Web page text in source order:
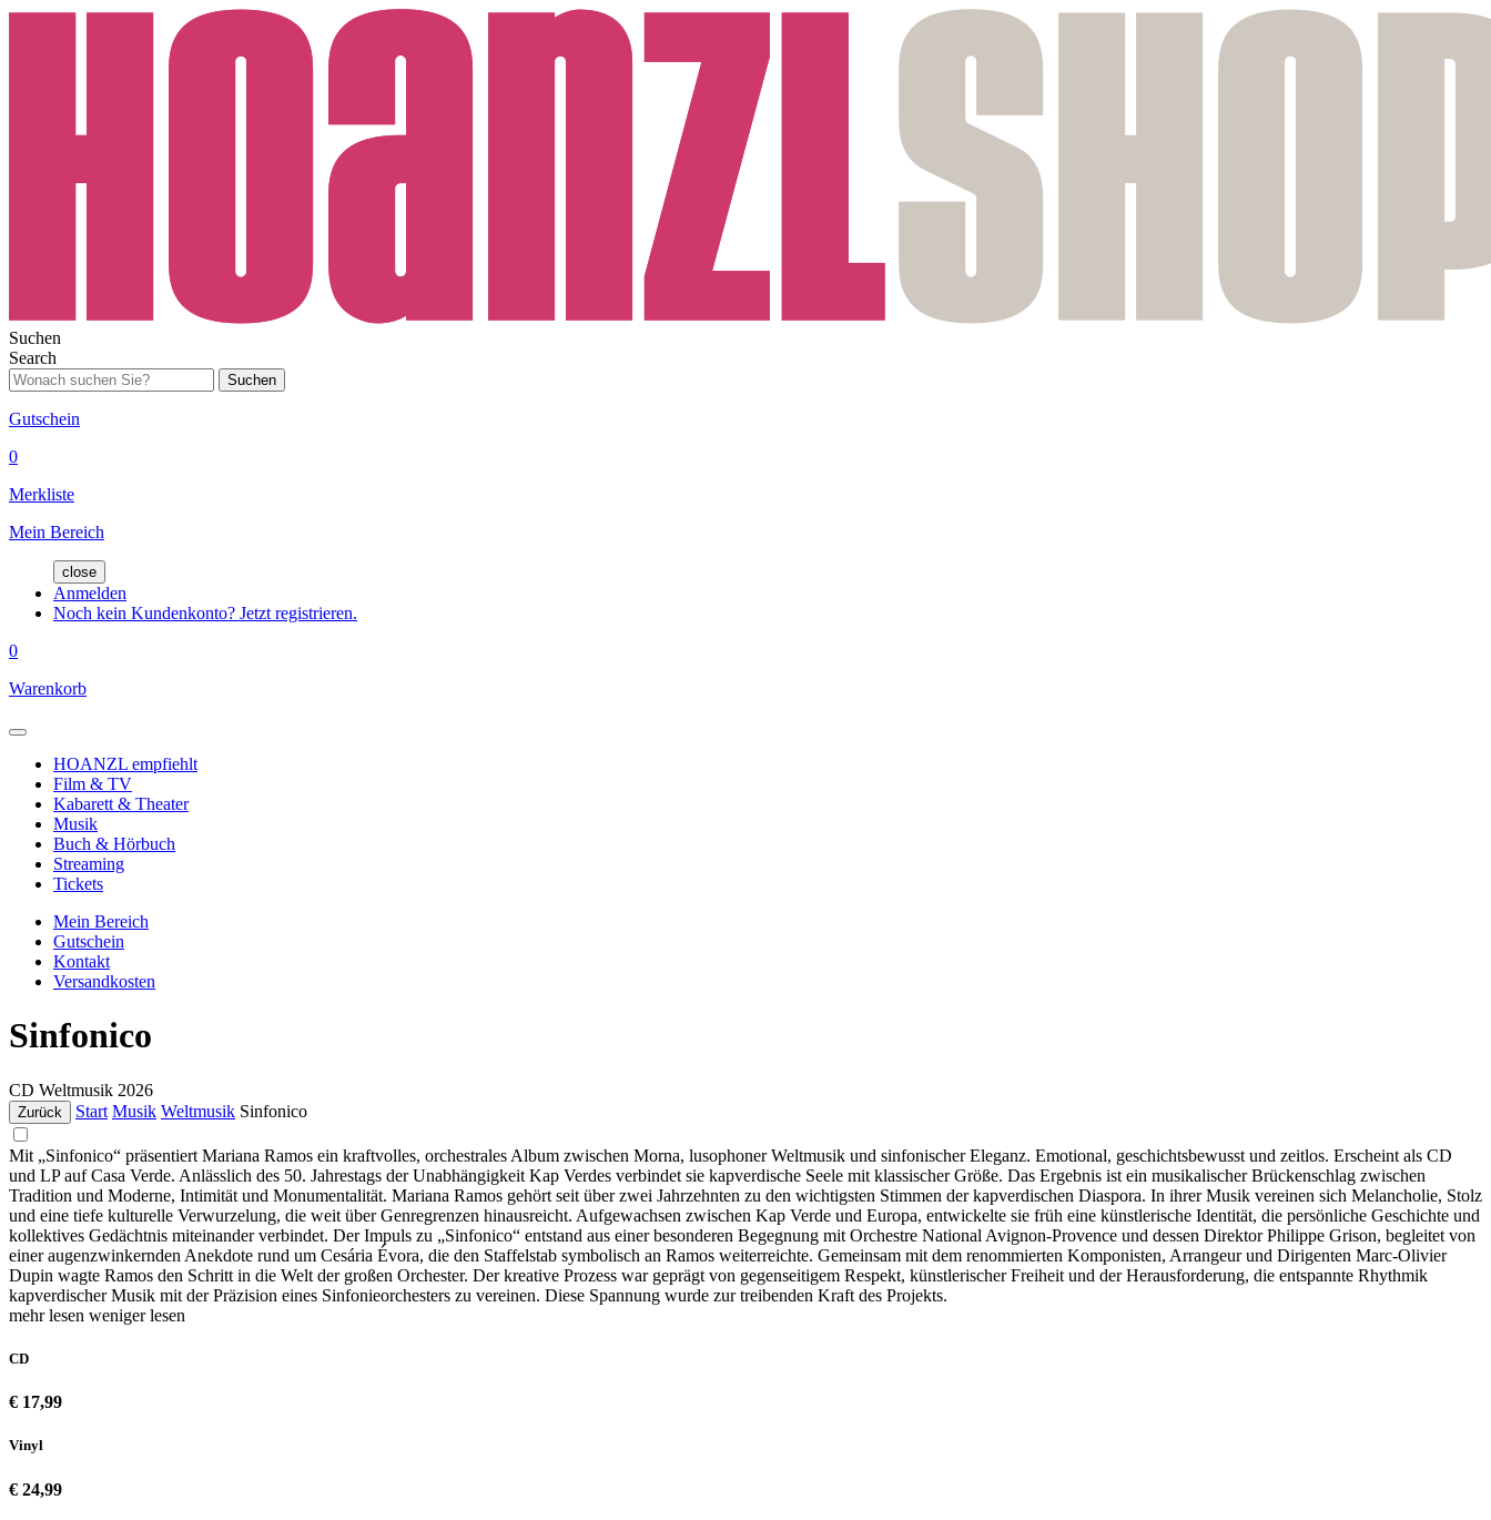
Suchen
Search
Suchen
Gutschein
0
Merkliste
Mein Bereich
close
Anmelden
Noch kein Kundenkonto? Jetzt registrieren.
0
Warenkorb
HOANZL empfiehlt
Film & TV
Kabarett & Theater
Musik
Buch & Hörbuch
Streaming
Tickets
Mein Bereich
Gutschein
Kontakt
Versandkosten
Sinfonico
CD Weltmusik 2026
Zurück Start Musik Weltmusik Sinfonico
Mit „Sinfonico“ präsentiert Mariana Ramos ein kraftvolles, orchestrales Album zwischen Morna, lusophoner Weltmusik und sinfonischer Eleganz. Emotional, geschichtsbewusst und zeitlos. Erscheint als CD
und LP auf Casa Verde. Anlässlich des 50. Jahrestags der Unabhängigkeit Kap Verdes verbindet sie kapverdische Seele mit klassischer Größe. Das Ergebnis ist ein musikalischer Brückenschlag zwischen
Tradition und Moderne, Intimität und Monumentalität. Mariana Ramos gehört seit über zwei Jahrzehnten zu den wichtigsten Stimmen der kapverdischen Diaspora. In ihrer Musik vereinen sich Melancholie, Stolz
und eine tiefe kulturelle Verwurzelung, die weit über Genregrenzen hinausreicht. Aufgewachsen zwischen Kap Verde und Europa, entwickelte sie früh eine künstlerische Identität, die persönliche Geschichte und
kollektives Gedächtnis miteinander verbindet. Der Impuls zu „Sinfonico“ entstand aus einer besonderen Begegnung mit Orchestre National Avignon-Provence und dessen Direktor Philippe Grison, begleitet von
einer augenzwinkernden Anekdote rund um Cesária Évora, die den Staffelstab symbolisch an Ramos weiterreichte. Gemeinsam mit dem renommierten Komponisten, Arrangeur und Dirigenten Marc-Olivier
Dupin wagte Ramos den Schritt in die Welt der großen Orchester. Der kreative Prozess war geprägt von gegenseitigem Respekt, künstlerischer Freiheit und der Herausforderung, die entspannte Rhythmik
kapverdischer Musik mit der Präzision eines Sinfonieorchesters zu vereinen. Diese Spannung wurde zur treibenden Kraft des Projekts.
mehr lesen weniger lesen
CD
€ 17,99
Vinyl
€ 24,99